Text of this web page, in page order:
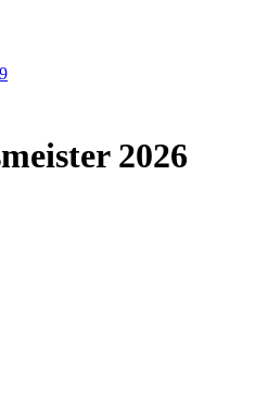
2026